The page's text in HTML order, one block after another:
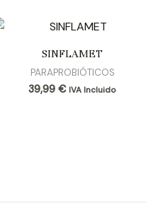
SINFLAMET
PARAPROBIÓTICOS
39,99€ IVA Incluido